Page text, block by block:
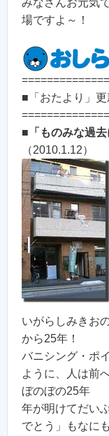
みなさんお元気
場ですよ～！
■「おたより」更
■ 「ものみな過
（2010.1.12）
いがらしみきお
から25年！
バニシング・ポ
ように、人は前
ぼのぼの25年
年が明けてだい
でとう」もなに